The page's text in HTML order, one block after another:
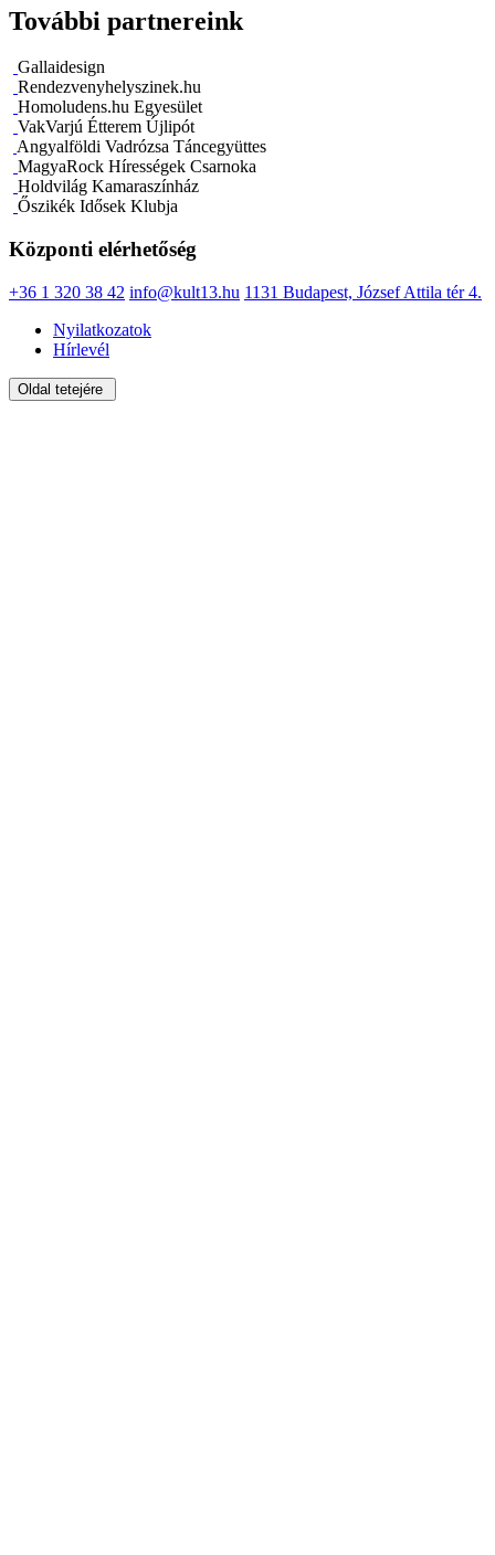
További partnereink
Gallaidesign
Rendezvenyhelyszinek.hu
Homoludens.hu Egyesület
VakVarjú Étterem Újlipót
Angyalföldi Vadrózsa Táncegyüttes
MagyaRock Hírességek Csarnoka
Holdvilág Kamaraszínház
Őszikék Idősek Klubja
Központi elérhetőség
+36 1 320 38 42 info@kult13.hu 1131 Budapest, József Attila tér 4.
Nyilatkozatok
Hírlevél
Oldal tetejére